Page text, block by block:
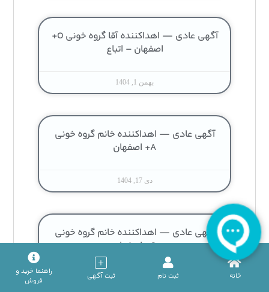
آگهی عادی — اهداکننده آقا گروه خونی O+
اصفهان – اتباع
بهمن 1, 1404
آگهی عادی — اهداکننده خانم گروه خونی
A+ اصفهان
دی 17, 1404
آگهی عادی — اهداکننده خانم گروه خونی
O+ اصفهان
خانه ثبت نام ثبت آگهی
راهنما خرید و
فروش